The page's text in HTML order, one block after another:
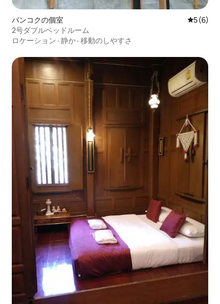
バンコクの個室 レビュー
5 (6)
2号ダブルベッドルーム
ロケーション · 静か · 移動のしやすさ